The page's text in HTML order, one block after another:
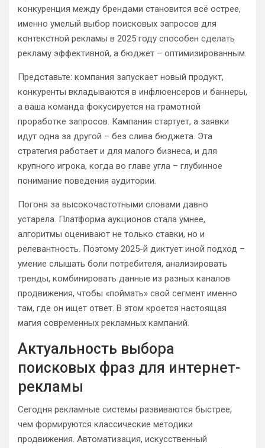
конкуренция между брендами становится всё острее,
именно умелый выбор поисковых запросов для
контекстной рекламы в 2025 году способен сделать
рекламу эффективной, а бюджет – оптимизированным.
Представьте: компания запускает новый продукт,
конкуренты вкладываются в инфлюенсеров и баннеры,
а ваша команда фокусируется на грамотной
проработке запросов. Кампания стартует, а заявки
идут одна за другой – без слива бюджета. Эта
стратегия работает и для малого бизнеса, и для
крупного игрока, когда во главе угла – глубинное
понимание поведения аудитории.
Погоня за высокочастотными словами давно
устарела. Платформа аукционов стала умнее,
алгоритмы оценивают не только ставки, но и
релевантность. Поэтому 2025-й диктует иной подход –
умение слышать боли потребителя, анализировать
тренды, комбинировать данные из разных каналов
продвижения, чтобы «поймать» свой сегмент именно
там, где он ищет ответ. В этом кроется настоящая
магия современных рекламных кампаний.
Актуальность выбора
поисковых фраз для интернет-
рекламы
Сегодня рекламные системы развиваются быстрее,
чем формируются классические методики
продвижения. Автоматизация, искусственный